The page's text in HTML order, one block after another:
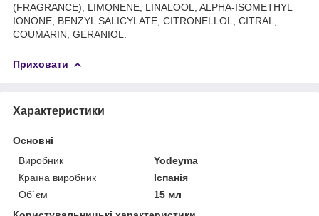
(FRAGRANCE), LIMONENE, LINALOOL, ALPHA-ISOMETHYL
IONONE, BENZYL SALICYLATE, CITRONELLOL, CITRAL,
COUMARIN, GERANIOL.
Приховати
Характеристики
Основні
Виробник
Yodeyma
Країна виробник
Іспанія
Об`єм
15 мл